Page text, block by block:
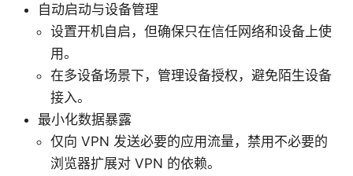
自动启动与设备管理
设置开机自启，但确保只在信任网络和设备上使
用。
在多设备场景下，管理设备授权，避免陌生设备
接入。
最小化数据暴露
仅向 VPN 发送必要的应用流量，禁用不必要的
浏览器扩展对 VPN 的依赖。